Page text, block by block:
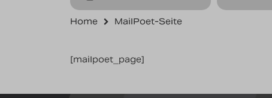
Home MailPoet-Seite
[mailpoet_page]